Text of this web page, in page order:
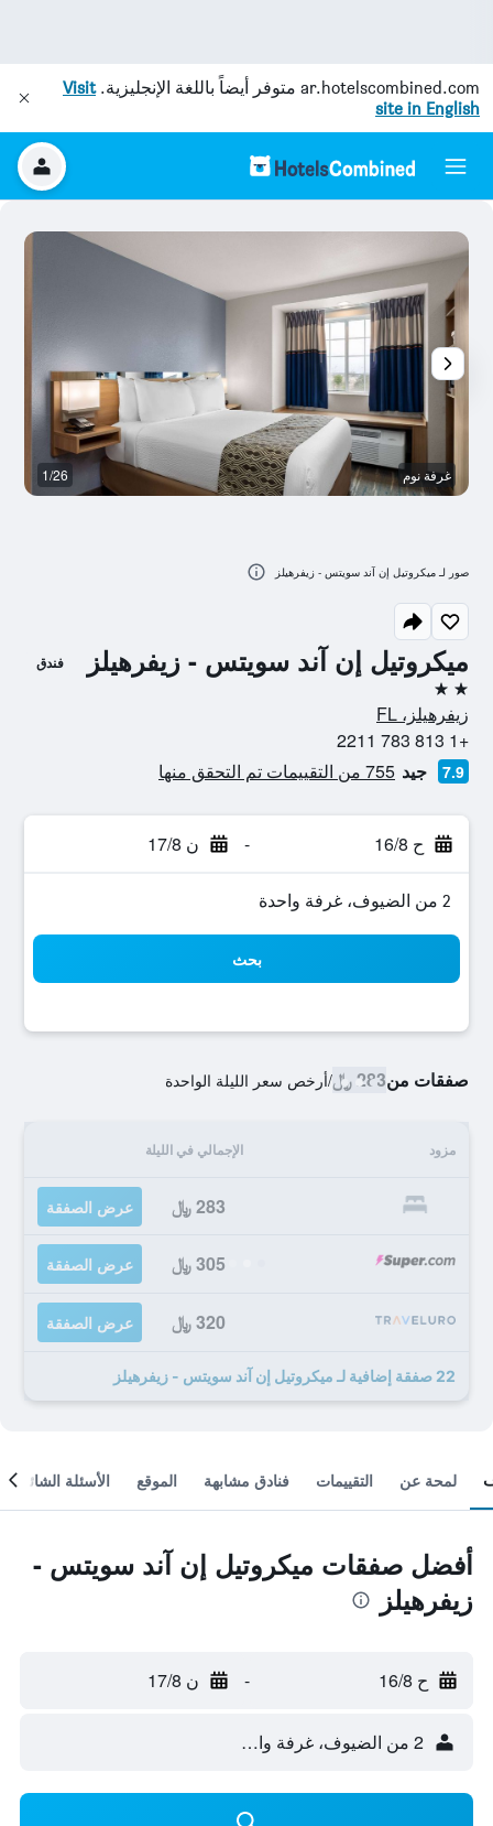
ar.hotelscombined.com متوفر أيضاً باللغة الإنجليزية.Visit
site in English
ميكروتيل إن آند سويتس - زيفرهيلز فندق
2 نجمتين
زيفرهيلز، FL
+1 813 783 2211
7.9 جيد 755 من التقييمات تم التحقق منها
ح 16/8 - ن 17/8
2 من الضيوف، غرفة واحدة
بحث
صفقات من283 ﷼ /أرخص سعر الليلة الواحدة
مزود الإجمالي في الليلة
283 ﷼ عرض الصفقة
305 ﷼ عرض الصفقة
320 ﷼ عرض الصفقة
22 صفقة إضافية لـ ميكروتيل إن آند سويتس - زيفرهيلز
غرفة نوم 1/26
صور لـ ميكروتيل إن آند سويتس - زيفرهيلز
لمحة عن التقييمات فنادق مشابهة الموقع الأسئلة الشائعة
أفضل صفقات ميكروتيل إن آند سويتس -
زيفرهيلز
ح 16/8 - ن 17/8
2 من الضيوف، غرفة واحدة